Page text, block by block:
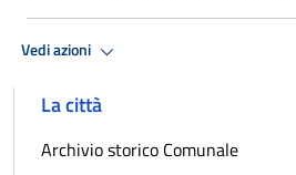
Vedi azioni
La città
Archivio storico Comunale